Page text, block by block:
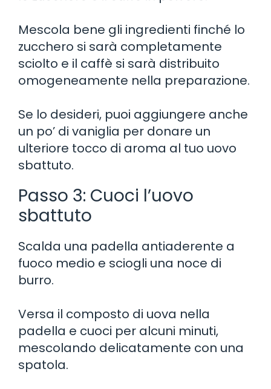
Mescola bene gli ingredienti finché lo
zucchero si sarà completamente
sciolto e il caffè si sarà distribuito
omogeneamente nella preparazione.
Se lo desideri, puoi aggiungere anche
un po’ di vaniglia per donare un
ulteriore tocco di aroma al tuo uovo
sbattuto.
Passo 3: Cuoci l’uovo
sbattuto
Scalda una padella antiaderente a
fuoco medio e sciogli una noce di
burro.
Versa il composto di uova nella
padella e cuoci per alcuni minuti,
mescolando delicatamente con una
spatola.